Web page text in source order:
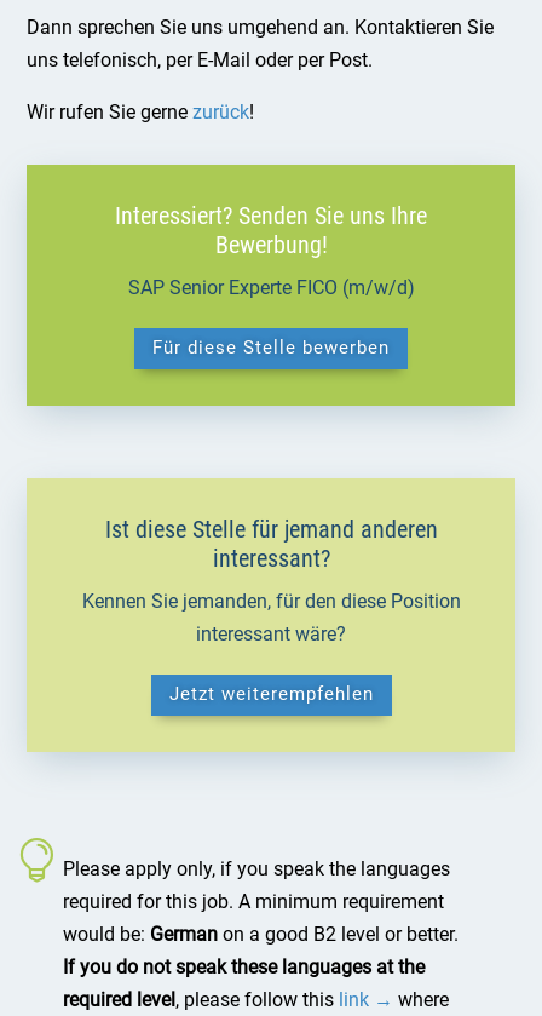
Dann sprechen Sie uns umgehend an. Kontaktieren Sie
uns telefonisch, per E-Mail oder per Post.
Wir rufen Sie gernezurück!
Interessiert? Senden Sie uns Ihre
Bewerbung!
SAP Senior Experte FICO (m/w/d)
Für diese Stelle bewerben
Ist diese Stelle für jemand anderen
interessant?
Kennen Sie jemanden, für den diese Position
interessant wäre?
Jetzt weiterempfehlen
Please apply only, if you speak the languages
required for this job. A minimum requirement
would be: German on a good B2 level or better.
If you do not speak these languages at the
required level, please follow this link → where